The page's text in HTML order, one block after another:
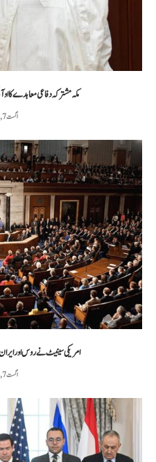
مکہ مشترکہ دفاعی معاہدے کا
اگست 7, 2026
امریکی سینیٹ نے روس اور
اگست 7, 2026